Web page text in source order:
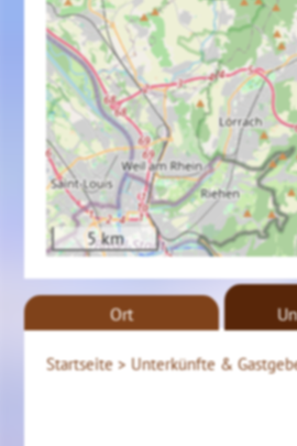
5 km
Startseite > Unterkünfte &
Ort